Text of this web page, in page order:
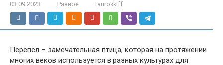
03.09.2023 Разное tauroskiff
Перепел – замечательная птица, которая на протяжении
многих веков используется в разных культурах для